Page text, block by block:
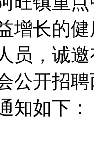
增长的
员，诚
公开招
知如下：